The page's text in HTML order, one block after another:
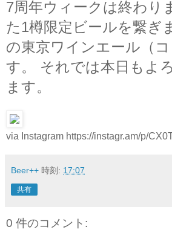
7周年ウィークは終わり
た1樽限定ビールを繋ぎ
の東京ワインエール（
す。 それでは本日もよ
ます。
via Instagram https://instagr.am/p/
Beer++ 時刻: 17:07
共有
0 件のコメント: